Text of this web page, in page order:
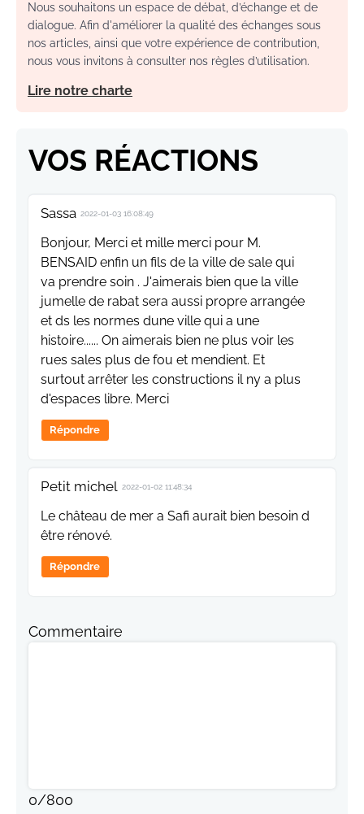
Nous souhaitons un espace de débat, d’échange et de
dialogue. Afin d'améliorer la qualité des échanges sous
nos articles, ainsi que votre expérience de contribution,
nous vous invitons à consulter nos règles d’utilisation.
Lire notre charte
VOS RÉACTIONS
Sassa 2022-01-03 16:08:49
Bonjour, Merci et mille merci pour M.
BENSAID enfin un fils de la ville de sale qui
va prendre soin . J'aimerais bien que la ville
jumelle de rabat sera aussi propre arrangée
et ds les normes dune ville qui a une
histoire...... On aimerais bien ne plus voir les
rues sales plus de fou et mendient. Et
surtout arrêter les constructions il ny a plus
d'espaces libre. Merci
Répondre
Petit michel 2022-01-02 11:48:34
Le château de mer a Safi aurait bien besoin d
être rénové.
Répondre
Commentaire
0/800